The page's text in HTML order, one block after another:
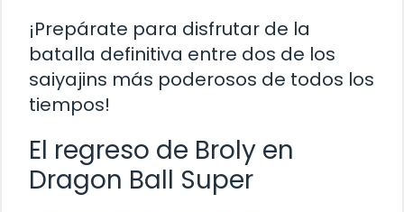
¡Prepárate para disfrutar de la
batalla definitiva entre dos de los
saiyajins más poderosos de todos los
tiempos!
El regreso de Broly en
Dragon Ball Super